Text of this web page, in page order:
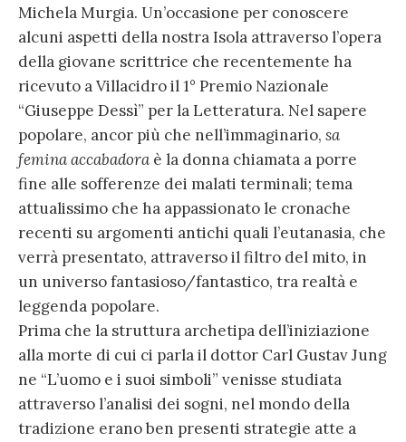
Michela Murgia. Un’occasione per conoscere
alcuni aspetti della nostra Isola attraverso l’opera
della giovane scrittrice che recentemente ha
ricevuto a Villacidro il 1° Premio Nazionale
“Giuseppe Dessì” per la Letteratura. Nel sapere
popolare, ancor più che nell’immaginario, sa
femina accabadora è la donna chiamata a porre
fine alle sofferenze dei malati terminali; tema
attualissimo che ha appassionato le cronache
recenti su argomenti antichi quali l’eutanasia, che
verrà presentato, attraverso il filtro del mito, in
un universo fantasioso/fantastico, tra realtà e
leggenda popolare.
Prima che la struttura archetipa dell’iniziazione
alla morte di cui ci parla il dottor Carl Gustav Jung
ne “L’uomo e i suoi simboli” venisse studiata
attraverso l’analisi dei sogni, nel mondo della
tradizione erano ben presenti strategie atte a